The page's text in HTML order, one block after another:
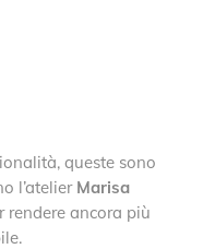
queste sono
l’atelier Marisa
rendere ancora più